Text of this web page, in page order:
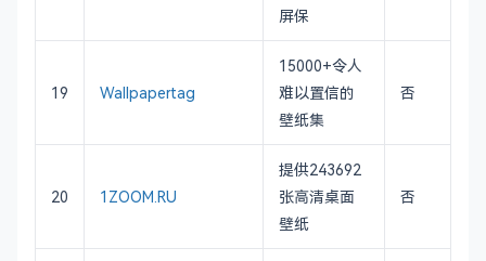
屏保
19 Wallpapertag
15000+令人
难以置信的
壁纸集
否
20 1ZOOM.RU
提供243692
张高清桌面
壁纸
否